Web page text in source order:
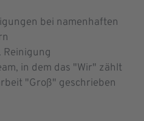
bei namenhaften
in dem das "Wir" zählt
"Groß" geschrieben